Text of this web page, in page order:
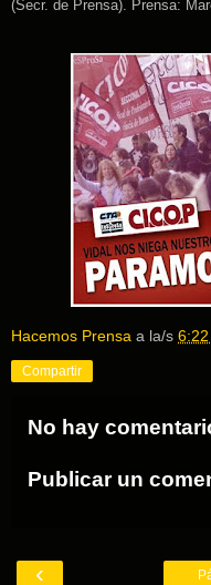
(Secr. de Prensa). Prensa:
Hacemos Prensa a la/s 6:22
Compartir
No hay
Publicar un
‹